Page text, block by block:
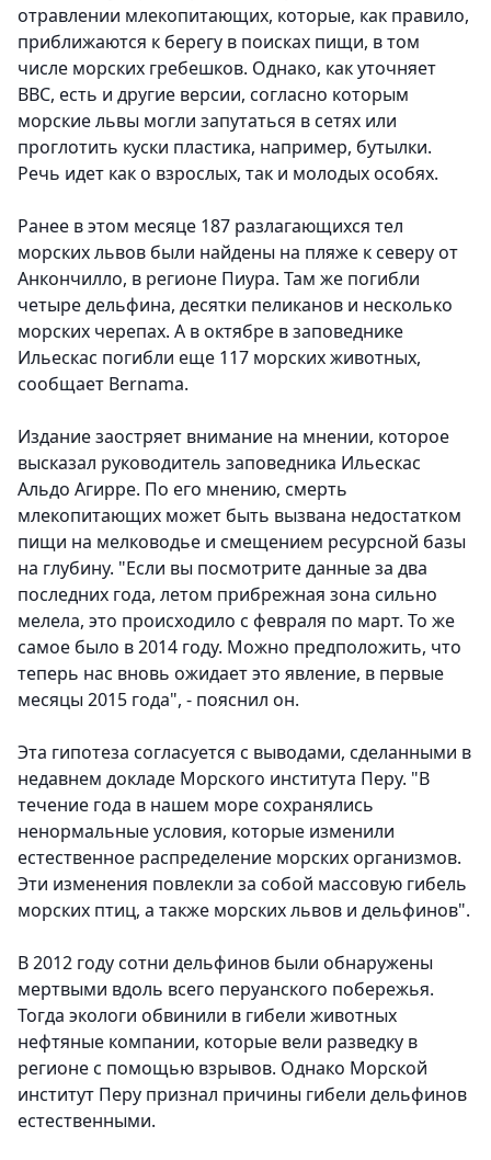
отравлении млекопитающих, которые, как правило,
приближаются к берегу в поисках пищи, в том
числе морских гребешков. Однако, как уточняет
BBC, есть и другие версии, согласно которым
морские львы могли запутаться в сетях или
проглотить куски пластика, например, бутылки.
Речь идет как о взрослых, так и молодых особях.
Ранее в этом месяце 187 разлагающихся тел
морских львов были найдены на пляже к северу от
Анкончилло, в регионе Пиура. Там же погибли
четыре дельфина, десятки пеликанов и несколько
морских черепах. А в октябре в заповеднике
Ильескас погибли еще 117 морских животных,
сообщает Bernama.
Издание заостряет внимание на мнении, которое
высказал руководитель заповедника Ильескас
Альдо Агирре. По его мнению, смерть
млекопитающих может быть вызвана недостатком
пищи на мелководье и смещением ресурсной базы
на глубину. "Если вы посмотрите данные за два
последних года, летом прибрежная зона сильно
мелела, это происходило с февраля по март. То же
самое было в 2014 году. Можно предположить, что
теперь нас вновь ожидает это явление, в первые
месяцы 2015 года", - пояснил он.
Эта гипотеза согласуется с выводами, сделанными в
недавнем докладе Морского института Перу. "В
течение года в нашем море сохранялись
ненормальные условия, которые изменили
естественное распределение морских организмов.
Эти изменения повлекли за собой массовую гибель
морских птиц, а также морских львов и дельфинов".
В 2012 году сотни дельфинов были обнаружены
мертвыми вдоль всего перуанского побережья.
Тогда экологи обвинили в гибели животных
нефтяные компании, которые вели разведку в
регионе с помощью взрывов. Однако Морской
институт Перу признал причины гибели дельфинов
естественными.